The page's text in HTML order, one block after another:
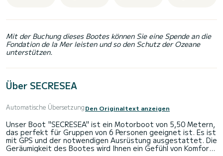
Mit der Buchung dieses Bootes können Sie eine Spende an die
Fondation de la Mer leisten und so den Schutz der Ozeane
unterstützen.
Über SECRESEA
Automatische ÜbersetzungDen Originaltext anzeigen
Unser Boot "SECRESEA" ist ein Motorboot von 5,50 Metern,
das perfekt für Gruppen von 6 Personen geeignet ist. Es ist
mit GPS und der notwendigen Ausrüstung ausgestattet. Die
Geräumigkeit des Bootes wird Ihnen ein Gefühl von Komfort